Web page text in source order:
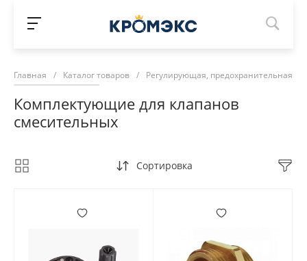
Главная / Каталог товаров / Регулирующая, предохранительная
Комплектующие для клапанов
смесительных
Сортировка